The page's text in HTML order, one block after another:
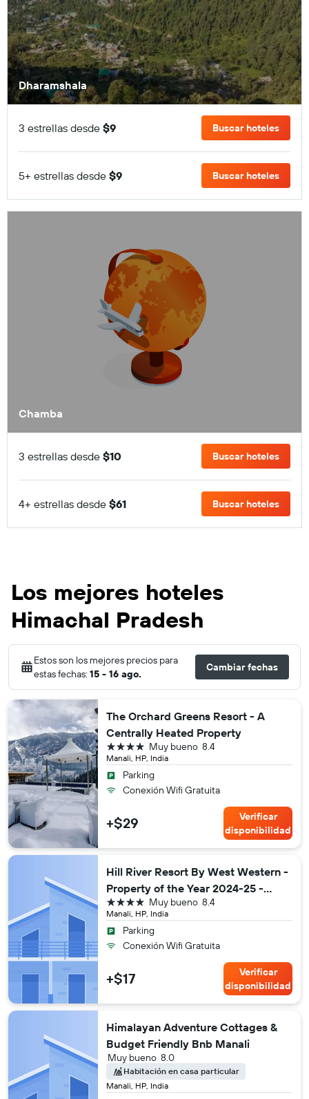
Dharamshala
3 estrellas desde $9 Buscar hoteles
5+ estrellas desde $9 Buscar hoteles
Chamba
3 estrellas desde $10 Buscar hoteles
4+ estrellas desde $61 Buscar hoteles
Los mejores hoteles
Himachal Pradesh
Estos son los mejores precios para
estas fechas: 15 - 16 ago.
Cambiar fechas
The Orchard Greens Resort - A
Centrally Heated Property
Manali, HP, India
8.4
Muy bueno
4 estrellas
Parking
Conexión Wifi Gratuita
+$29
Verificar
disponibilidad
Hill River Resort By West Western -
Property of the Year 2024-25 -
Central Heated & Air Cooled, Near
Mall Road
Manali, HP, India
8.4
Muy bueno
4 estrellas
Parking
Conexión Wifi Gratuita
+$17
Verificar
disponibilidad
Himalayan Adventure Cottages &
Budget Friendly Bnb Manali
Manali, HP, India
8.0
Muy bueno
Habitación en casa particular